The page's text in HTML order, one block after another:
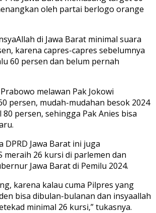
oleh partai berlogo orange
di Jawa Barat minimal suara
karena capres-capres sebelumnya
60 persen dan belum pernah
melawan Pak Jokowi
persen, mudah-mudahan besok 2024
persen, sehingga Pak Anies bisa
DPRD Jawa Barat ini juga
meraih 26 kursi di parlemen dan
Jawa Barat di Pemilu 2024.
karena kalau cuma Pilpres yang
bisa dibulan-bulanan dan insyaallah
minimal 26 kursi,” tukasnya.